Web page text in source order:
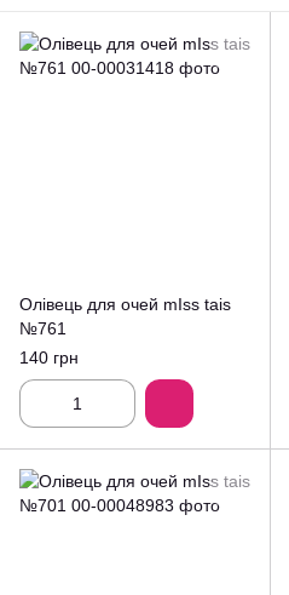
Олівець для очей mIss tais
№761
140 грн